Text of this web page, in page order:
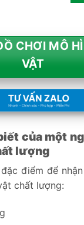
CHƠI MÔ
VẬT
của một
lượng
điểm để
chất lượng: